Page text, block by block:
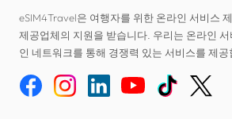
eSIM4Travel은 여행자를 위한 온라인 서비스
제공업체의 지원을 받습니다. 우리는 온라인
인 네트워크를 통해 경쟁력 있는 서비스를 제공